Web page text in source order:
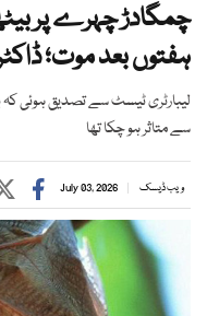
ہفتوں بعد موت؛
لیبارٹری ٹیسٹ سے تصدیق ہوئی کہ
سے متاثر ہو چکا تھا
ویب ڈیسک July 03, 2026